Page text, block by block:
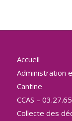
Accueil
Administration
Cantine
CCAS –
Collecte des